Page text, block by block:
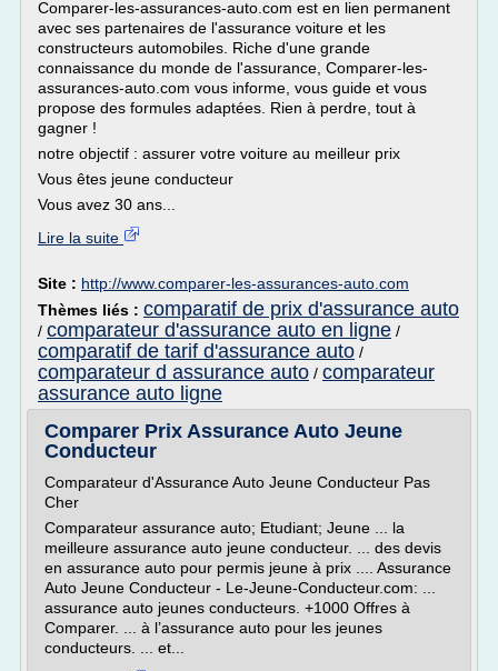
Comparer-les-assurances-auto.com est en lien permanent
avec ses partenaires de l'assurance voiture et les
constructeurs automobiles. Riche d'une grande
connaissance du monde de l'assurance, Comparer-les-
assurances-auto.com vous informe, vous guide et vous
propose des formules adaptées. Rien à perdre, tout à
gagner !
notre objectif : assurer votre voiture au meilleur prix
Vous êtes jeune conducteur
Vous avez 30 ans...
Lire la suite
Site : http://www.comparer-les-assurances-auto.com
Thèmes liés : comparatif de prix d'assurance auto
/ comparateur d'assurance auto en ligne /
comparatif de tarif d'assurance auto /
comparateur d assurance auto / comparateur
assurance auto ligne
Comparer Prix Assurance Auto Jeune
Conducteur
Comparateur d'Assurance Auto Jeune Conducteur Pas
Cher
Comparateur assurance auto; Etudiant; Jeune ... la
meilleure assurance auto jeune conducteur. ... des devis
en assurance auto pour permis jeune à prix .... Assurance
Auto Jeune Conducteur - Le-Jeune-Conducteur.com: ...
assurance auto jeunes conducteurs. +1000 Offres à
Comparer. ... à l’assurance auto pour les jeunes
conducteurs. ... et...